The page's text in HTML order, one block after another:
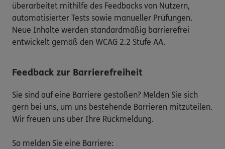
überarbeitet mithilfe des Feedbacks von Nutzern,
automatisierter Tests sowie manueller Prüfungen.
Neue Inhalte werden standardmäßig barrierefrei
entwickelt gemäß den WCAG 2.2 Stufe AA.
Feedback zur Barrierefreiheit
Sie sind auf eine Barriere gestoßen? Melden Sie sich
gern bei uns, um uns bestehende Barrieren mitzuteilen.
Wir freuen uns über Ihre Rückmeldung.
So melden Sie eine Barriere: